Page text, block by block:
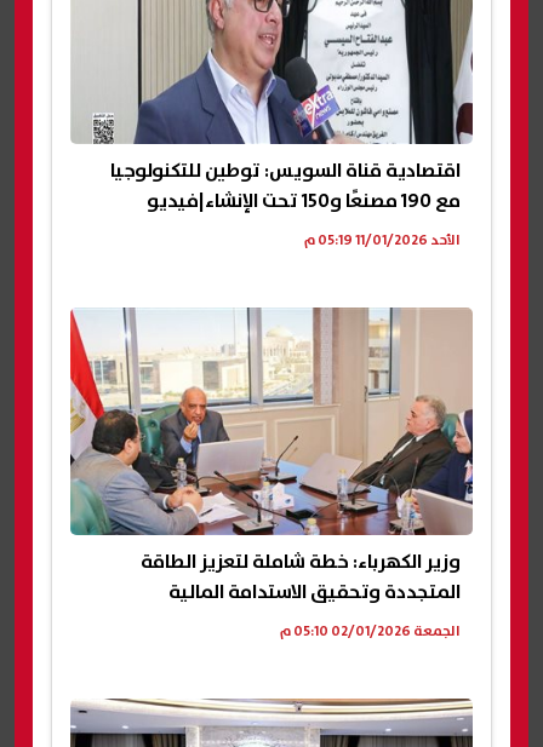
اقتصادية قناة السويس: توطين للتكنولوجيا
مع 190 مصنعًا و150 تحت الإنشاء|فيديو
الأحد 11/01/2026 05:19 م
وزير الكهرباء: خطة شاملة لتعزيز الطاقة
المتجددة وتحقيق الاستدامة المالية
الجمعة 02/01/2026 05:10 م